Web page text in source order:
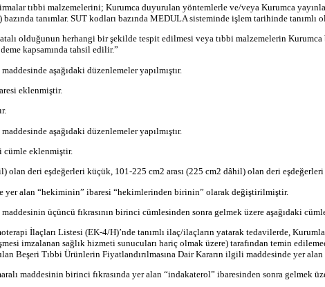
tıbbi malzemelerini; Kurumca duyurulan yöntemlerle ve/veya Kurumca
) bazında tanımlar. SUT kodları bazında MEDULA sisteminde işlem tarihinde
olduğunun herhangi bir şekilde tespit edilmesi veya tıbbi malzemelerin
kapsamında tahsil edilir.”
aşağıdaki düzenlemeler yapılmıştır.
eklenmiştir.
aşağıdaki düzenlemeler yapılmıştır.
cümle eklenmiştir.
olan deri eşdeğerleri küçük, 101-225 cm2 arası (225 cm2 dâhil) olan deri
yer alan “hekiminin” ibaresi “hekimlerinden birinin” olarak değiştirilmiştir.
üçüncü fıkrasının birinci cümlesinden sonra gelmek üzere aşağıdaki
İlaçları Listesi (EK-4/H)’nde tanımlı ilaç/ilaçların yatarak tedavilerde,
imzalanan sağlık hizmeti sunucuları hariç olmak üzere) tarafından temin
Beşeri Tıbbi Ürünlerin Fiyatlandırılmasına Dair Kararın ilgili maddesinde yer
maddesinin birinci fıkrasında yer alan “indakaterol” ibaresinden sonra gelmek